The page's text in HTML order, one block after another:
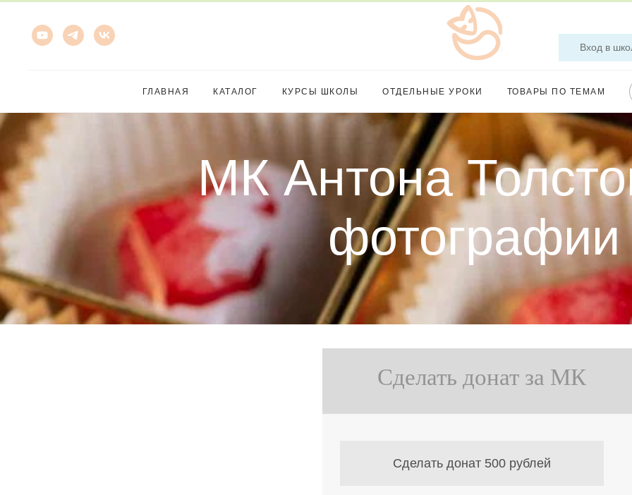
Вход в
ГЛАВНАЯ КАТАЛОГ КУРСЫ ШКОЛЫ ОТДЕЛЬНЫЕ УРОКИ ТОВАРЫ ПО ТЕМАМ
МК Антона
фотографии
Сделать донат 500 рублей
Сделать донат за МК